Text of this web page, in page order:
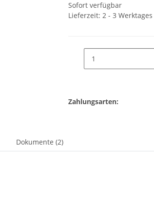
Sofort verfügbar
Lieferzeit: 2 - 3 Werktages
Zahlungsarten:
Dokumente (2)